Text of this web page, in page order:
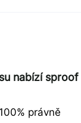
nabízí sproof
právně